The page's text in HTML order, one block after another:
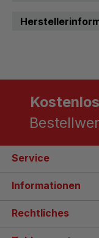
Service
Informationen
Rechtliches